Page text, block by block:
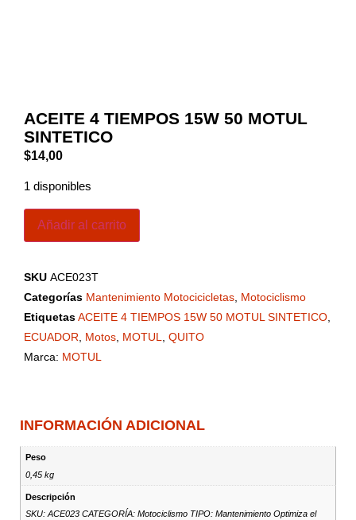
ACEITE 4 TIEMPOS 15W 50 MOTUL
SINTETICO
$14,00
1 disponibles
Añadir al carrito
SKU ACE023T
Categorías Mantenimiento Motocicicletas Motociclismo
EtiquetasACEITE 4 TIEMPOS 15W 50 MOTUL SINTETICO
ECUADOR
Motos MOTUL
QUITO
Marca: MOTUL
INFORMACIÓN ADICIONAL
Peso
0,45 kg
Descripción
SKU: ACE023 CATEGORÍA: Motociclismo TIPO: Mantenimiento Optimiza el